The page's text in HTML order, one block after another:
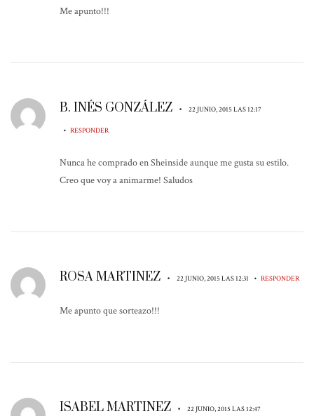
Me apunto!!!
B. INÉS GONZÁLEZ • 22 JUNIO, 2015 LAS 12:17
• RESPONDER
Nunca he comprado en Sheinside aunque me gusta su estilo.
Creo que voy a animarme! Saludos
ROSA MARTINEZ • 22 JUNIO, 2015 LAS 12:31 • RESPONDER
Me apunto que sorteazo!!!
ISABEL MARTINEZ • 22 JUNIO, 2015 LAS 12:47